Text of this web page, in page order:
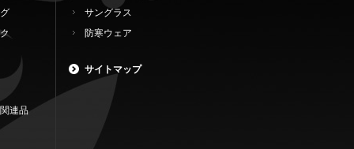
連品
サングラス
防寒ウェア
サイトマップ